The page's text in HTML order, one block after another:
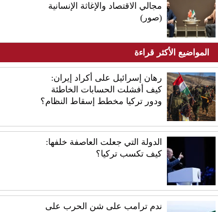
مجالي الاقتصاد والإغاثة الإنسانية
(صور)
المواضيع الأكثر قراءة
رهان إسرائيل على أكراد إيران:
كيف أفشلت الحسابات الخاطئة
ودور تركيا مخطط إسقاط النظام؟
الدولة التي جعلت العاصفة خلفها:
كيف تكسب تركيا؟
ندم ترامب على شن الحرب على